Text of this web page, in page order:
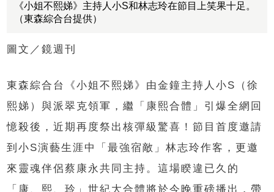
《小姐不熙娣》主持人小S和林志玲在節目上笑果十足。
（東森綜合台提供）
圖文／鏡週刊
東森綜合台《小姐不熙娣》由金鐘主持人小S（徐
熙娣）與派翠克領軍，繼「康熙合體」引爆全網回
憶殺後，近期再度祭出核彈級驚喜！節目首度邀請
到小S演藝生涯中「最強宿敵」林志玲作客，更邀
來靈魂伴侶蔡康永共同主持。這場睽違已久的
「康、熙、玲」世紀大合體將於今晚重磅播出，帶